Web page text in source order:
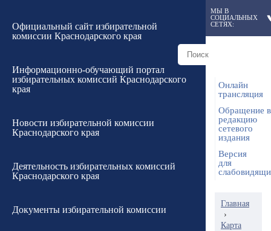
Официальный сайт избирательной
комиссии Краснодарского края
Информационно-обучающий портал
избирательных комиссий Краснодарского
края
Новости избирательной комиссии
Краснодарского края
Деятельность избирательных комиссий
Краснодарского края
Документы избирательной комиссии
МЫ В
СОЦИАЛЬНЫХ
СЕТЯХ:
Онлайн
трансляция
Обращение в
редакцию
сетевого
издания
Версия
для
Главная
›
Карта